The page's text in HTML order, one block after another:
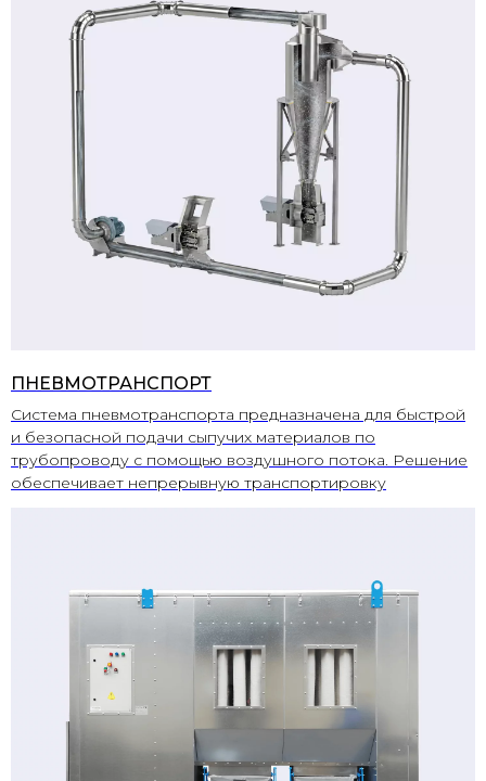
ПНЕВМОТРАНСПОРТ
Система пневмотранспорта предназначена для быстрой
и безопасной подачи сыпучих материалов по
трубопроводу с помощью воздушного потока. Решение
обеспечивает непрерывную транспортировку